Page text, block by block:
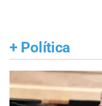
+ Política